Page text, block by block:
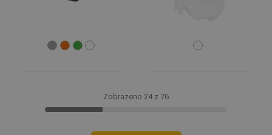
Zobrazeno 24 z 76